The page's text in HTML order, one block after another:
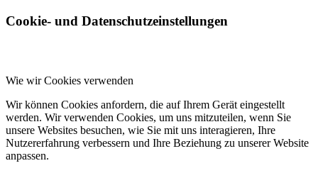
Cookie- und Datenschutzeinstellungen
Wie wir Cookies verwenden
Wir können Cookies anfordern, die auf Ihrem Gerät eingestellt
werden. Wir verwenden Cookies, um uns mitzuteilen, wenn Sie
unsere Websites besuchen, wie Sie mit uns interagieren, Ihre
Nutzererfahrung verbessern und Ihre Beziehung zu unserer Website
anpassen.